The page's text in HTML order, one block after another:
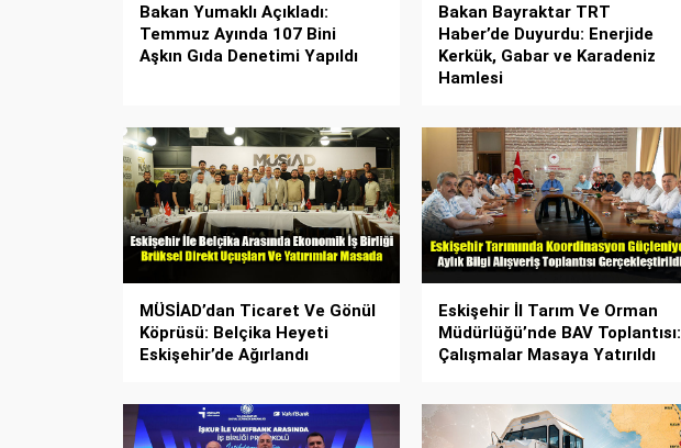
Bakan Yumaklı Açıkladı:
Temmuz Ayında 107 Bini
Aşkın Gıda Denetimi Yapıldı
Bakan Bayraktar TRT
Haber’de Duyurdu: Enerjide
Kerkük, Gabar ve Karadeniz
Hamlesi
MÜSİAD’dan Ticaret Ve Gönül
Köprüsü: Belçika Heyeti
Eskişehir’de Ağırlandı
Eskişehir İl Tarım Ve Orman
Müdürlüğü’nde BAV Toplantısı:
Çalışmalar Masaya Yatırıldı